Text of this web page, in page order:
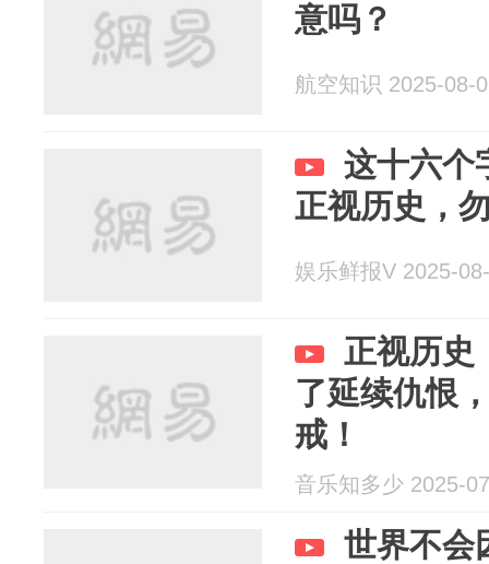
意吗？
航空知识 2025-08-
这十六个
正视历史，
娱乐鲜报V 2025-
正视历史
了延续仇恨
戒！
音乐知多少 2025-
世界不会